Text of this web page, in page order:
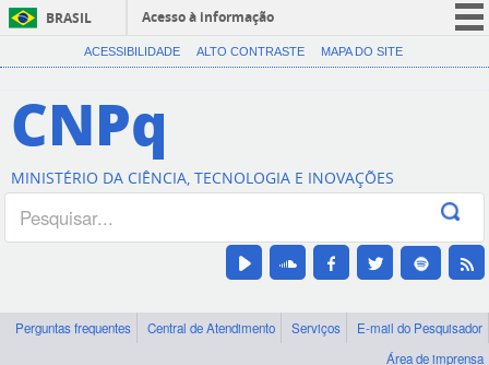
BRASIL
Acesso à informação
CORONAVÍRUS (COVID-19)
Canais
ACESSIBILIDADE ALTO CONTRASTE MAPA DO SITE
CNPq
MINISTÉRIO DA CIÊNCIA, TECNOLOGIA E INOVAÇÕES
Perguntas frequentes Central de Atendimento Serviços
E-mail do Pesquisador
Área de imprensa